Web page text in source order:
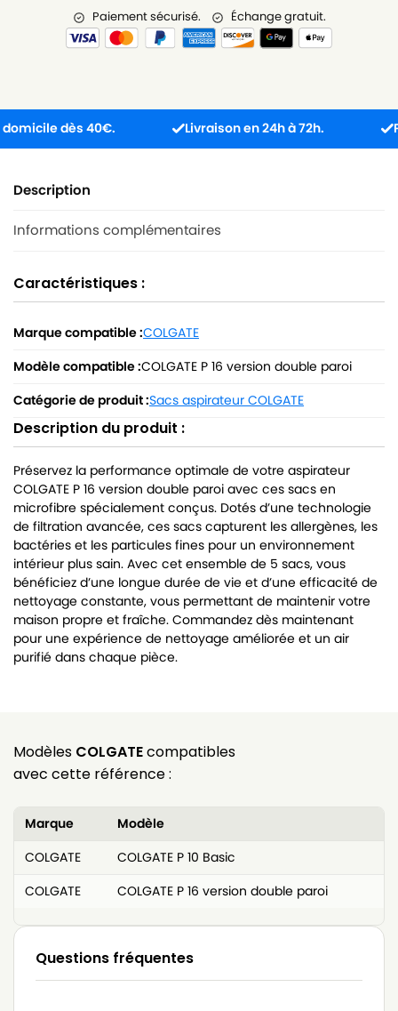
Paiement sécurisé. Échange gratuit.
dès 40€. Livraison en 24h à 72h.
Description
Informations complémentaires
Caractéristiques :
Marque compatible :COLGATE
Modèle compatible :COLGATE P 16 version double paroi
Catégorie de produit :Sacs aspirateur COLGATE
Description du produit :
Préservez la performance optimale de votre aspirateur
COLGATE P 16 version double paroi avec ces sacs en
microfibre spécialement conçus. Dotés d’une technologie
de filtration avancée, ces sacs capturent les allergènes, les
bactéries et les particules fines pour un environnement
intérieur plus sain. Avec cet ensemble de 5 sacs, vous
bénéficiez d’une longue durée de vie et d’une efficacité de
nettoyage constante, vous permettant de maintenir votre
maison propre et fraîche. Commandez dès maintenant
pour une expérience de nettoyage améliorée et un air
purifié dans chaque pièce.
Modèles COLGATEcompatibles
avec cette référence :
Marque
Modèle
COLGATE
COLGATE P 10 Basic
COLGATE
COLGATE P 16 version double paroi
Questions fréquentes